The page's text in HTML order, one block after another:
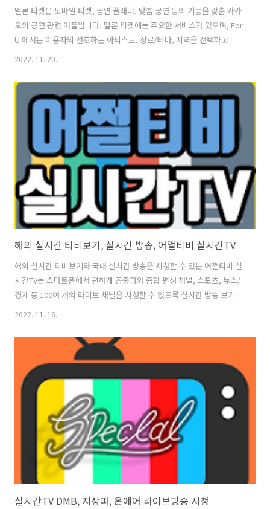
멜론 티켓은 모바일 티켓, 공연 플래너, 맞춤 공연 등의 기능을 갖춘 카카
오의 공연 관련 어플입니다. 멜론 티켓에는 주요한 서비스가 있으며, For
U 에서는 이용자의 선호하는 아티스트, 장르/테마, 지역을 선택하고 맞
춤 공연을 추천 받으실 수 있습니다. 또, 공연 플래너에는 맞춤 공연으로
으며, 내 주변의 공연장과 공연을 추천 받는 기능도 있습니다. 멜론 티켓
의 모바일 티켓은 기존의 종이 티켓 보다 편리하고 간편한 모바일 티켓으
로 관람하실 수 있어 편리하게 이용 가능합니다. 1. 멜론 티켓, 모바일 티
켓, 공연 플래너, 맞춤 공연 버전 1.1.15 업데이트 날짜 2022. 10. 24. 필
요한 Android 버전 4.1 이상 다운..
2022. 11. 20.
해외 실시간 티비보기, 실시간 방송, 어쩔티비 실시간TV
해외 실시간 티비보기와 국내 실시간 방송을 시청할 수 있는 어쩔티비 실
시간TV는 스마트폰에서 편하게 공중파와 종합 편성 채널, 스포츠, 뉴스/
경제 등 100여 개의 라이브 채널을 시청할 수 있도록 실시간 방송 보기
링크와 전체 편성표 정보들을 담고 있습니다. 실시간 TV보기 지원 채널
JTBC뉴스 및 YTN사이언스, YTN라이프, YTN뉴스 그리고 TV조선, 채널
A, 채널A뉴스 , MBN, MBN뉴스 외에도 스포츠 채널과 홈쇼핑 채널, 종교
방송, 법률방송, 국회방송, 한국정책방송, 문화유산채널 등의 기타 방송
도 지원하고 있습니다. 해외 채널로는 BBC영국, SKYNews영국, CNN미
국, NASA미국, FOX미..
2022. 11. 16.
실시간TV DMB, 지상파, 온에어 라이브방송 시청